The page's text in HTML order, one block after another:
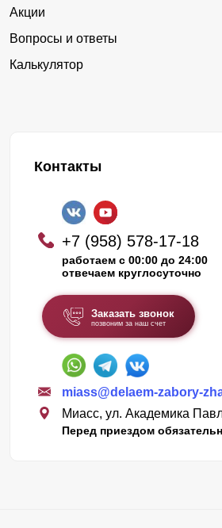
Акции
Вопросы и ответы
Калькулятор
Контакты
+7 (958) 578-17-18
работаем с 00:00 до 24:00
отвечаем круглосуточно
Заказать звонок
позвоним за наш счет
miass@delaem-zabory-
Миасс, ул. Академика
Перед приездом